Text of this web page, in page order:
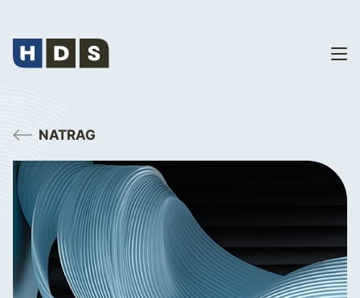
NATRAG